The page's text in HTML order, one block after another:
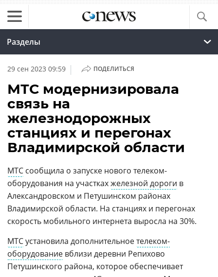
Разделы
29 сен 2023 09:59 | ПОДЕЛИТЬСЯ
МТС модернизировала
связь на
железнодорожных
станциях и перегонах
Владимирской области
МТС сообщила о запуске нового телеком-
оборудования на участкахжелезной дороги в
Александровском и Петушинском районах
Владимирской области. На станциях и перегонах
скорость мобильного интернета выросла на 30%.
МТСустановила дополнительноетелеком-
оборудование вблизи деревни Репихово
Петушинского района, которое обеспечивает